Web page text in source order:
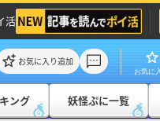
活
お気に入り追加
お気に
ング 妖怪ぷに一覧